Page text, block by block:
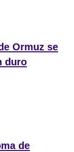
Ormuz se
duro
de